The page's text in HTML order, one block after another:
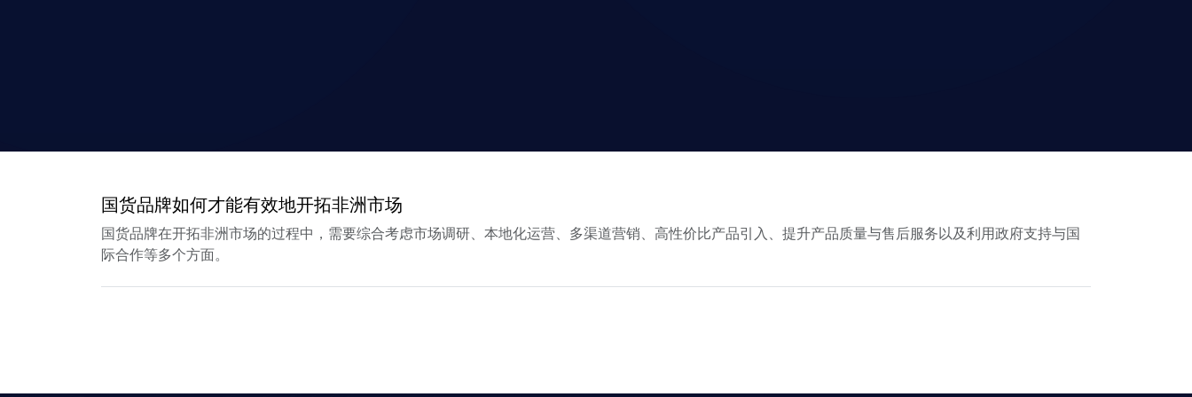
国货品牌如何才能有效地开拓非洲市场
国货品牌在开拓非洲市场的过程中，需要综合考虑市场调研、本地化运营、多渠道营销、高性价比产品引入、提升产品质量与售后服务以及利用政府支持与国
际合作等多个方面。